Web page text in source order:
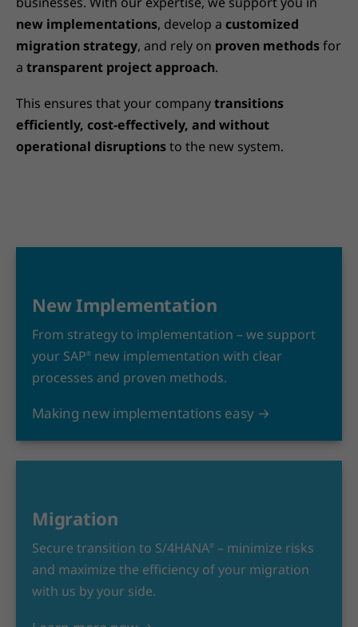
new implementations, develop a customized
migration strategy, and rely on proven methodsfor
a transparent project approach.
This ensures that your companytransitions
efficiently, cost-effectively, and without
operational disruptionsto the new system.
New Implementation
From strategy to implementation – we support
your SAP® new implementation with clear
processes and proven methods.
Making new implementations easy →
Migration
Secure transition to S/4HANA® – minimize risks
and maximize the efficiency of your migration
with us by your side.